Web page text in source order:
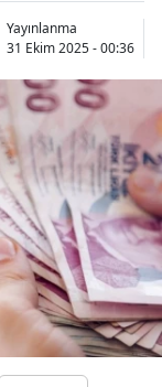
Yayınlanma
31 Ekim 2025 - 00:36